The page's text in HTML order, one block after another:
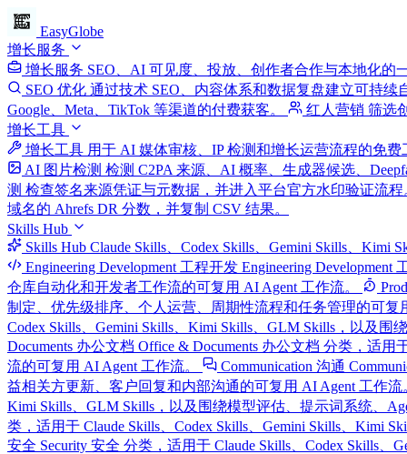
EasyGlobe
增长服务
增长服务 SEO、AI 可见度、投放、创作者合作与本地化的
SEO 优化 通过技术 SEO、内容体系和数据复盘建立可持续
Google、Meta、TikTok 等渠道的付费获客。
红人营销 筛选
增长工具
增长工具 用于 AI 媒体审核、IP 检测和增长运营流程的免费
AI 图片检测 检测 C2PA 来源、AI 概率、生成器候选、
测 检查签名来源凭证与元数据，并进入平台官方水印验证流程
域名的 Ahrefs DR 分数，并复制 CSV 结果。
Skills Hub
Skills Hub Claude Skills、Codex Skills、Gemini Skills、
Engineering Development 工程开发 Engineering
仓库自动化和开发者工作流的可复用 AI Agent 工作流。
制定、优先级排序、个人运营、周期性流程和任务管理的可复
Codex Skills、Gemini Skills、Kimi Skills、GLM Skills，以及
Documents 办公文档 Office & Documents 办公文档 分类，适用
流的可复用 AI Agent 工作流。
Communication 沟通
益相关方更新、客户回复和内部沟通的可复用 AI Agent 工作流
Kimi Skills、GLM Skills，以及围绕模型评估、提示词系统、
类，适用于 Claude Skills、Codex Skills、Gemini Skills、Kimi
安全 Security 安全 分类，适用于 Claude Skills、Codex Skills